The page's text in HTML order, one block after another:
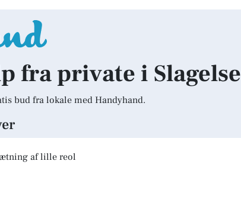
fra private i Slagelse
bud fra lokale med Handyhand.
af lille reol